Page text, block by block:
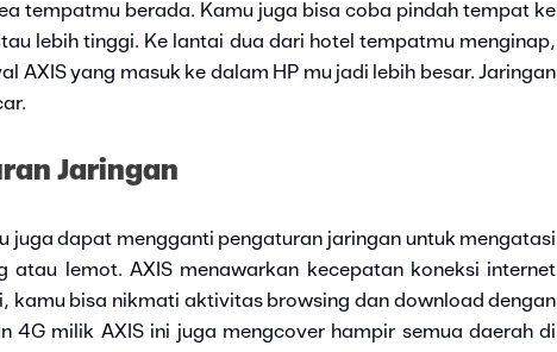
tempatmu berada. Kamu juga bisa coba pindah tempat ke
lebih tinggi. Ke lantai dua dari hotel tempatmu menginap,
AXIS yang masuk ke dalam HP mu jadi lebih besar. Jaringan
Jaringan
juga dapat mengganti pengaturan jaringan untuk mengatasi
atau lemot. AXIS menawarkan kecepatan koneksi internet
kamu bisa nikmati aktivitas browsing dan download dengan
4G milik AXIS ini juga mengcover hampir semua daerah di